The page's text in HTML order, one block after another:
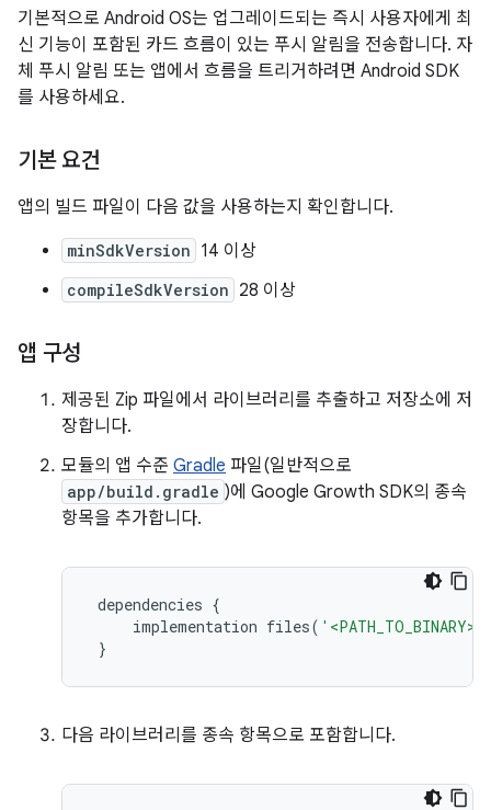
기본적으로 Android OS는 업그레이드되는 즉시 사용자에게 최
신 기능이 포함된 카드 흐름이 있는 푸시 알림을 전송합니다. 자
체 푸시 알림 또는 앱에서 흐름을 트리거하려면 Android SDK
를 사용하세요.
기본 요건
앱의 빌드 파일이 다음 값을 사용하는지 확인합니다.
minSdkVersion 14 이상
compileSdkVersion 28 이상
앱 구성
제공된 Zip 파일에서 라이브러리를 추출하고 저장소에 저
장합니다.
모듈의 앱 수준 Gradle 파일(일반적으로
app/build.gradle )에 Google Growth SDK의 종속
항목을 추가합니다.
dependencies {
implementation files(
}
다음 라이브러리를 종속 항목으로 포함합니다.